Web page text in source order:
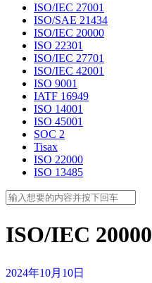
ISO/IEC 27001
ISO/SAE 21434
ISO/IEC 20000
ISO 22301
ISO/IEC 27701
ISO/IEC 42001
ISO 9001
IATF 16949
ISO 14001
ISO 45001
SOC 2
Tisax
ISO 22000
ISO 13485
ISO/IEC
2024年10月10日